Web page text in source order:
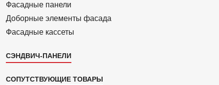
Фасадные панели
Доборные элементы фасада
Фасадные кассеты
СЭНДВИЧ-ПАНЕЛИ
СОПУТСТВУЮЩИЕ ТОВАРЫ